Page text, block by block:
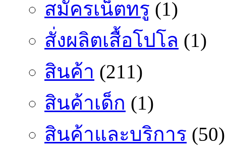
สมัครเน็ตทรู (1)
สั่งผลิตเสื้อโปโล (1)
สินค้า (211)
สินค้าเด็ก (1)
สินค้าและบริการ (50)